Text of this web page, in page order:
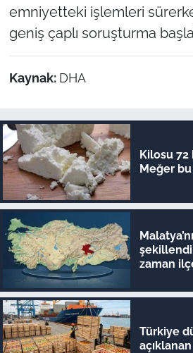
emniyetteki işlemleri
geniş çaplı soruşturma
Kaynak: DHA
Kilosu 72
Meğer
zaman
Türkiye